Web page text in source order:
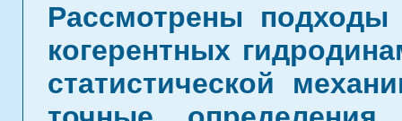
Рассмотрены
когерентных
статистической